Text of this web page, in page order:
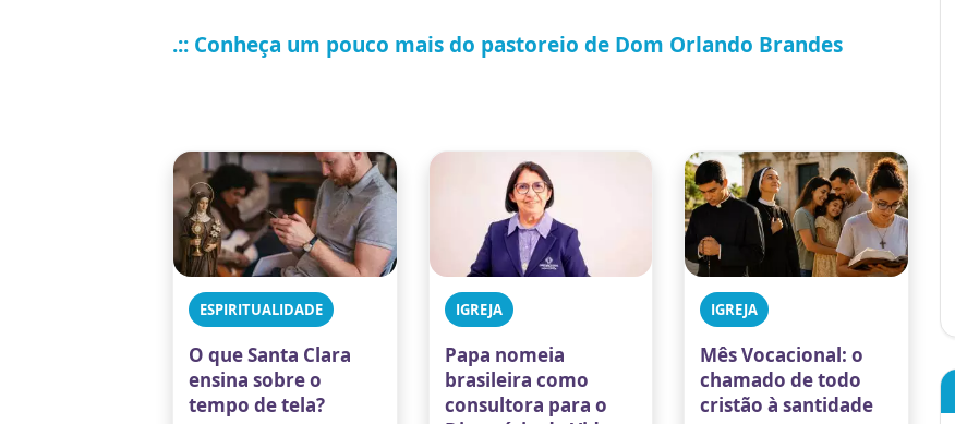
.:: Conheça um pouco mais do pastoreio de Dom Orlando Brandes
ESPIRITUALIDADE
O que Santa Clara
ensina sobre o
tempo de tela?
IGREJA
Papa nomeia
brasileira como
consultora para o
IGREJA
Mês Vocacional: o
chamado de todo
cristão à santidade